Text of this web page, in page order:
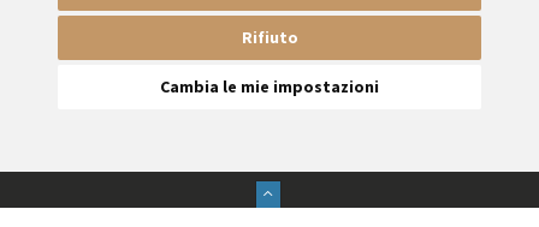
Rifiuto
Cambia le mie impostazioni